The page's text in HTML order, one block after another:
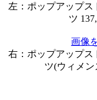
左：ポップアップス
ツ
画像
右：ポップアップス
ツ(ウィメン